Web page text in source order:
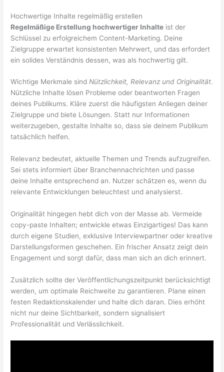
Hochwertige Inhalte regelmäßig erstellen
Regelmäßige Erstellung hochwertiger Inhalte ist der
Schlüssel zu erfolgreichem Content-Marketing. Deine
Zielgruppe erwartet konsistenten Mehrwert, und das erfordert
ein solides Verständnis dessen, was als hochwertig gilt.
Wichtige Merkmale sindNützlichkeit, Relevanz und Originalität.
Nützliche Inhalte lösen Probleme oder beantworten Fragen
deines Publikums. Kläre zuerst die häufigsten Anliegen deiner
Zielgruppe und biete Lösungen. Statt nur Informationen
weiterzugeben, gestalte Inhalte so, dass sie deinem Publikum
tatsächlich helfen.
Relevanz bedeutet, aktuelle Themen und Trends aufzugreifen.
Sei stets informiert über Branchennachrichten und passe
deine Inhalte entsprechend an. Nutzer schätzen es, wenn du
relevante Entwicklungen beleuchtest und analysierst.
Originalität hingegen hebt dich von der Masse ab. Vermeide
copy-paste Inhalten; entwickle etwas Einzigartiges! Das kann
durch eigene Studien, exklusive Interviewpartner oder kreative
Darstellungsformen geschehen. Ein frischer Ansatz zeigt dein
Engagement und sorgt dafür, dass man sich an dich erinnert.
Zusätzlich sollte der Veröffentlichungszeitpunkt berücksichtigt
werden, um optimale Reichweite zu garantieren. Plane einen
festen Redaktionskalender und halte dich daran. Dies erhöht
nicht nur deine Sichtbarkeit, sondern signalisiert
Professionalität und Verlässlichkeit.